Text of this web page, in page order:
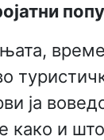
време
ја
како и